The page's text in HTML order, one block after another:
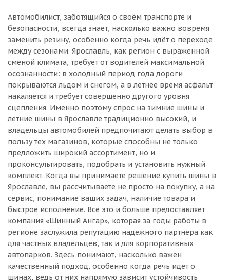
Автомобилист, заботящийся о своём транспорте и
безопасности, всегда знает, насколько важно вовремя
заменить резину, особенно когда речь идёт о переходе
между сезонами. Ярославль, как регион с выраженной
сменой климата, требует от водителей максимальной
осознанности: в холодный период года дороги
покрываются льдом и снегом, а в летнее время асфальт
накаляется и требует совершенно другого уровня
сцепления. Именно поэтому спрос на зимние шины и
летние шины в Ярославле традиционно высокий, и
владельцы автомобилей предпочитают делать выбор в
пользу тех магазинов, которые способны не только
предложить широкий ассортимент, но и
проконсультировать, подобрать и установить нужный
комплект. Когда вы принимаете решение купить шины в
Ярославле, вы рассчитываете не просто на покупку, а на
сервис, понимание ваших задач, наличие товара и
быстрое исполнение. Всё это и больше предоставляет
компания «Шинный Ангар», которая за годы работы в
регионе заслужила репутацию надёжного партнёра как
для частных владельцев, так и для корпоративных
автопарков. Здесь понимают, насколько важен
качественный подход, особенно когда речь идёт о
шинах, ведь от них напрямую зависит устойчивость